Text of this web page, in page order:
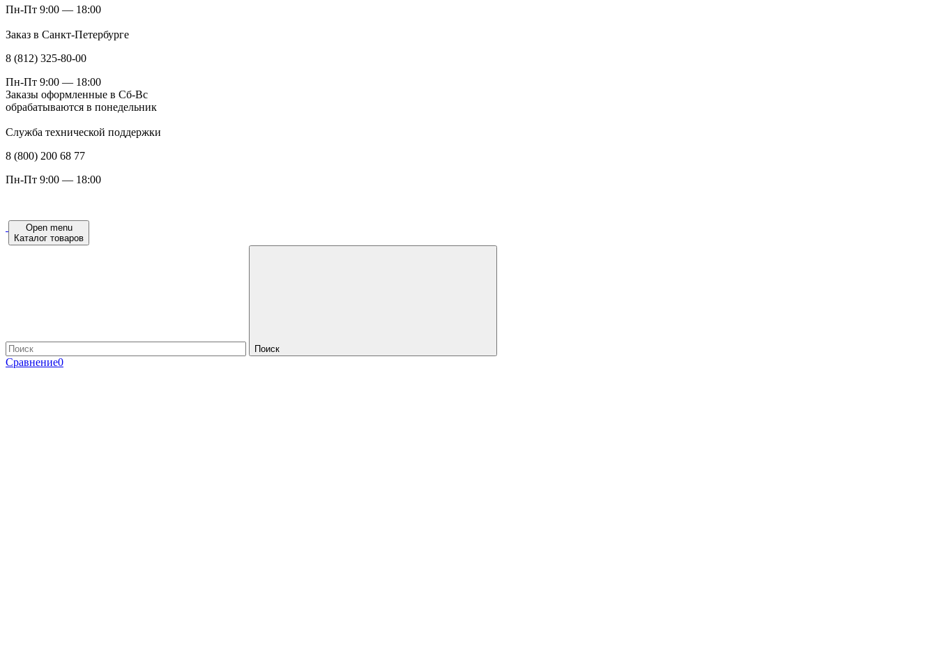
Пн-Пт 9:00 — 18:00
Заказ в Санкт-Петербурге
8 (812) 325-80-00
Пн-Пт 9:00 — 18:00
Заказы оформленные в Сб-Вс
обрабатываются в понедельник
Служба технической поддержки
8 (800) 200 68 77
Пн-Пт 9:00 — 18:00
Open menu
Каталог товаров
Поиск
Сравнение0